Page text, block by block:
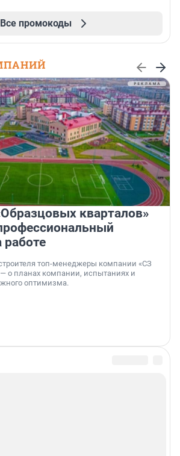
Все промокоды
кварталов»
работе
топ-менеджеры компании «СЗ
о планах компании, испытаниях и
оптимизма.